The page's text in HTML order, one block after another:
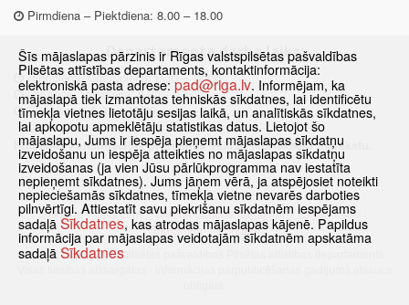
Pirmdiena – Piektdiena: 8.00 – 18.00
Departamenta darba laiks:
Pirmdiena, Ceturtdiena: 8.30 – 18.00
Otrdiena, Trešdiena: 8.30 – 17.00
Piektdiena: 8.30 – 15.00
Klātienes konsultācijas pieejamas tikai ar iepriekšēju pierakstu.
Sākums Jaunumi Biežāk uzdotie jautājumi
Lapas karte
Sīkdatnes
Kontakti
© 2021 Rīgas valstspilsētas pašvaldības Pilsētas attīstības departaments.
Šīs mājaslapas pārzinis ir Rīgas valstspilsētas pašvaldības
Pilsētas attīstības departaments, kontaktinformācija:
elektroniskā pasta adrese: pad@riga.lv. Informējam, ka
mājaslapā tiek izmantotas tehniskās sīkdatnes, lai identificētu
tīmekļa vietnes lietotāju sesijas laikā, un analītiskās sīkdatnes,
lai apkopotu apmeklētāju statistikas datus. Lietojot šo
mājaslapu, Jums ir iespēja pieņemt mājaslapas sīkdatņu
izveidošanu un iespēja atteikties no mājaslapas sīkdatņu
izveidošanas (ja vien Jūsu pārlūkprogramma nav iestatīta
nepieņemt sīkdatnes). Jums jāņem vērā, ja atspējosiet noteikti
nepieciešamās sīkdatnes, tīmekļa vietne nevarēs darboties
pilnvērtīgi. Attiestatīt savu piekrišanu sīkdatnēm iespējams
sadaļā Sīkdatnes, kas atrodas mājaslapas kājenē. Papildus
informācija par mājaslapas veidotajām sīkdatnēm apskatāma
sadaļā Sīkdatnes